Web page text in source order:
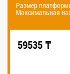
Размер
Максимальная
59535 ₸